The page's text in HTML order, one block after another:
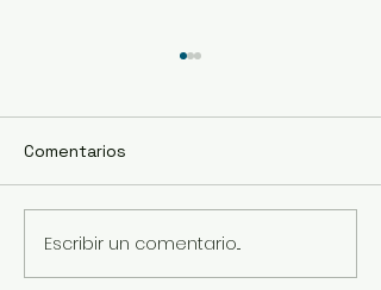
Ayuntamiento de
Manzanillo y Gobierno
Comentarios
Escribir un comentario...